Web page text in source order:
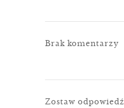
Brak komentarzy
Zostaw odpowiedź